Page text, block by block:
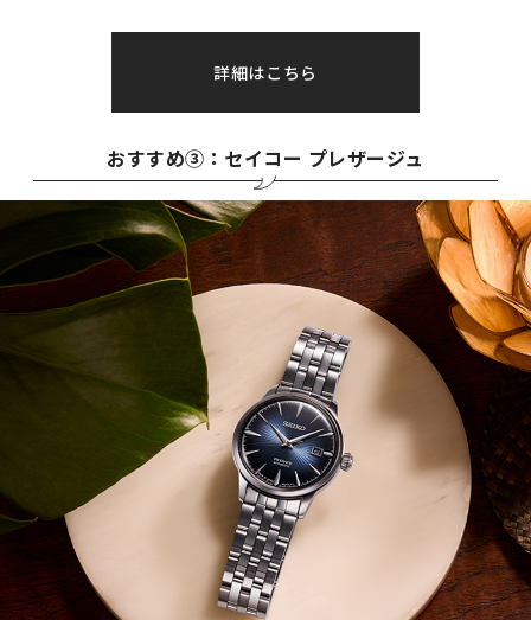
詳細はこちら
おすすめ③：セイコー プレザージュ